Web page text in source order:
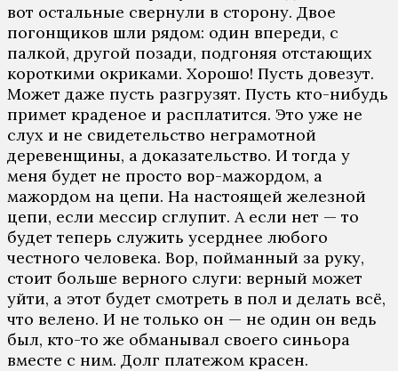
вот остальные свернули в сторону. Двое
погонщиков шли рядом: один впереди, с
палкой, другой позади, подгоняя отстающих
короткими окриками. Хорошо! Пусть довезут.
Может даже пусть разгрузят. Пусть кто-нибудь
примет краденое и расплатится. Это уже не
слух и не свидетельство неграмотной
деревенщины, а доказательство. И тогда у
меня будет не просто вор-мажордом, а
мажордом на цепи. На настоящей железной
цепи, если мессир сглупит. А если нет — то
будет теперь служить усерднее любого
честного человека. Вор, пойманный за руку,
стоит больше верного слуги: верный может
уйти, а этот будет смотреть в пол и делать всё,
что велено. И не только он — не один он ведь
был, кто-то же обманывал своего синьора
вместе с ним. Долг платежом красен.